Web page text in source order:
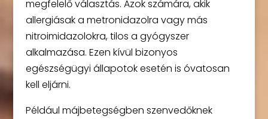
megfelelő választás. Azok számára, akik
allergiásak a metronidazolra vagy más
nitroimidazolokra, tilos a gyógyszer
alkalmazása. Ezen kívül bizonyos
egészségügyi állapotok esetén is óvatosan
kell eljárni.
Például májbetegségben szenvedőknek